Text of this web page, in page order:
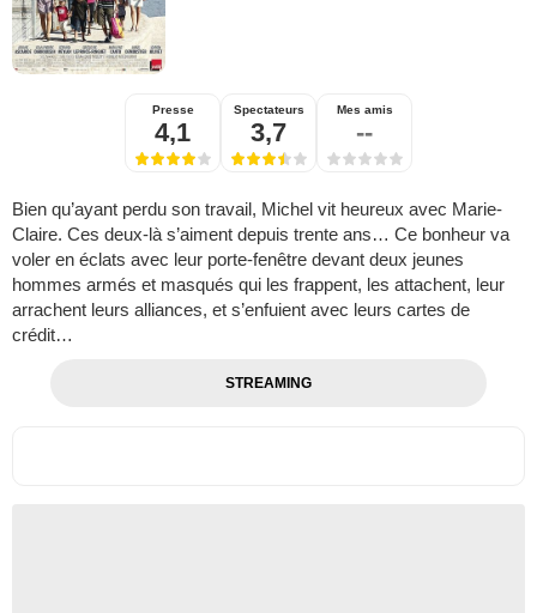
Presse
4,1
Spectateurs
3,7
Mes amis
--
Bien qu’ayant perdu son travail, Michel vit heureux avec Marie-
Claire. Ces deux-là s’aiment depuis trente ans… Ce bonheur va
voler en éclats avec leur porte-fenêtre devant deux jeunes
hommes armés et masqués qui les frappent, les attachent, leur
arrachent leurs alliances, et s’enfuient avec leurs cartes de
crédit…
STREAMING